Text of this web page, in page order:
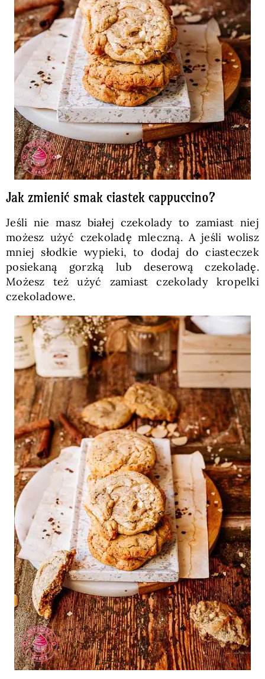
Jak zmienić smak ciastek cappuccino?
Jeśli nie masz białej czekolady to zamiast niej
możesz użyć czekoladę mleczną. A jeśli wolisz
mniej słodkie wypieki, to dodaj do ciasteczek
posiekaną gorzką lub deserową czekoladę.
Możesz też użyć zamiast czekolady kropelki
czekoladowe.